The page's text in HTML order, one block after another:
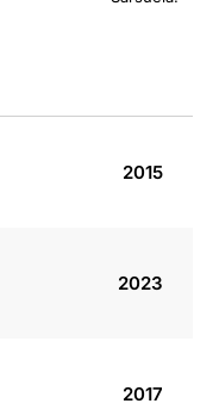
2015
2023
2017